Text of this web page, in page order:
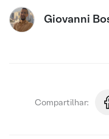
Giovanni
Compartilhar: